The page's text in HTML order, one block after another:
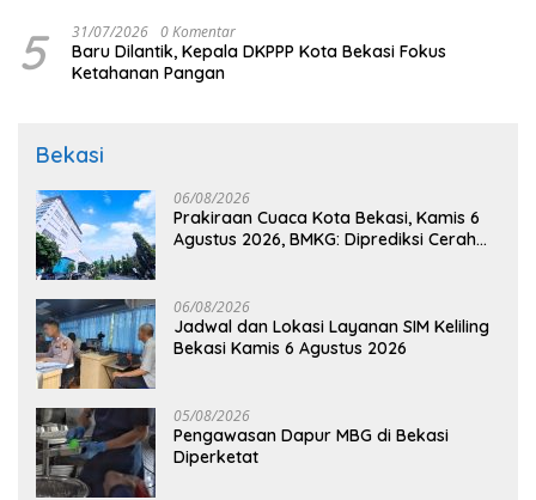
5 31/07/2026 0 Komentar
Baru Dilantik, Kepala DKPPP Kota Bekasi Fokus
Ketahanan Pangan
Bekasi
06/08/2026
Prakiraan Cuaca Kota Bekasi, Kamis 6
Agustus 2026, BMKG: Diprediksi Cerah
06/08/2026
Jadwal dan Lokasi Layanan SIM Keliling
Bekasi Kamis 6 Agustus 2026
05/08/2026
Pengawasan Dapur MBG di Bekasi
Diperketat